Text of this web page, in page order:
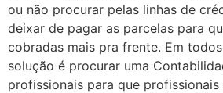
ou não procurar pelas linhas de
deixar de pagar as parcelas para
cobradas mais pra frente. Em
solução é procurar uma
profissionais para que